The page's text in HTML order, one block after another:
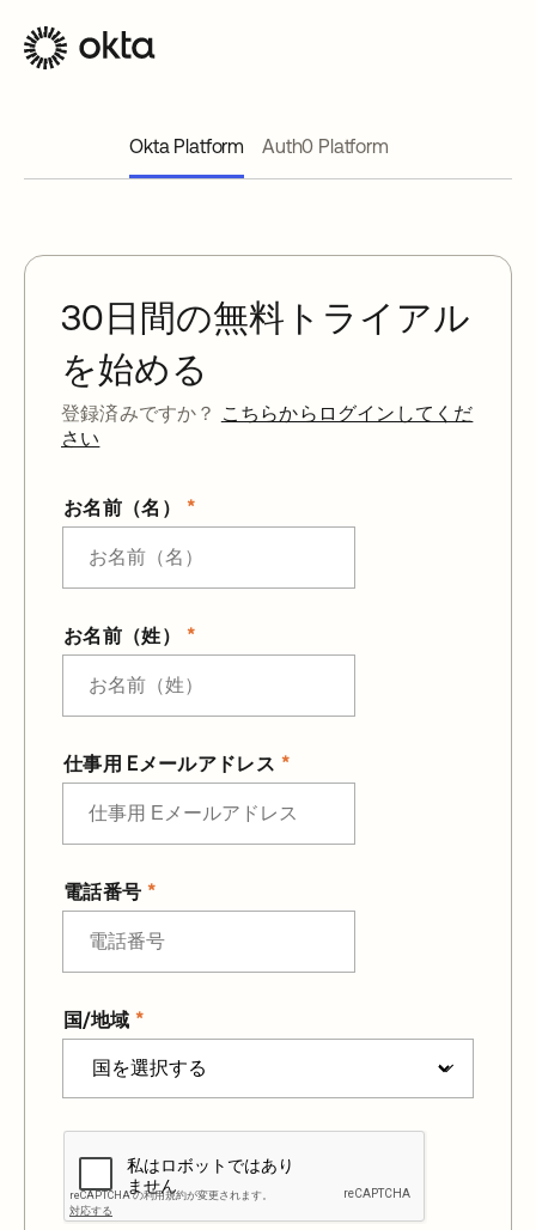
Okta Platform Auth0 Platform
30日間の無料トライアル
を始める
登録済みですか？
こちらからログインしてくだ
さい
お名前（名）
お名前（姓）
仕事用 Eメールアドレス
電話番号
国/地域